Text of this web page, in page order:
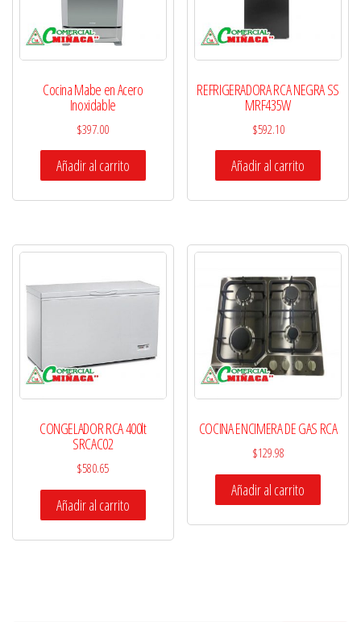
Cocina Mabe en Acero
Inoxidable
$397.00
Añadir al carrito
REFRIGERADORA RCA NEGRA SS
MRF435W
$592.10
Añadir al carrito
CONGELADOR RCA 400lt
SRCAC02
$580.65
Añadir al carrito
COCINA ENCIMERA DE GAS RCA
$129.98
Añadir al carrito